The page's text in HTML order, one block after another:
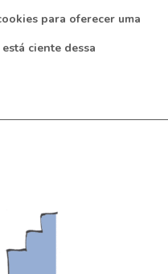
para oferecer uma
ciente dessa